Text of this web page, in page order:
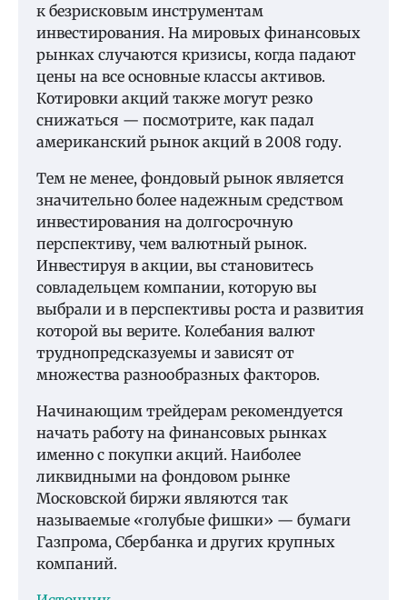
к безрисковым инструментам
инвестирования. На мировых финансовых
рынках случаются кризисы, когда падают
цены на все основные классы активов.
Котировки акций также могут резко
снижаться — посмотрите, как падал
американский рынок акций в 2008 году.
Тем не менее, фондовый рынок является
значительно более надежным средством
инвестирования на долгосрочную
перспективу, чем валютный рынок.
Инвестируя в акции, вы становитесь
совладельцем компании, которую вы
выбрали и в перспективы роста и развития
которой вы верите. Колебания валют
труднопредсказуемы и зависят от
множества разнообразных факторов.
Начинающим трейдерам рекомендуется
начать работу на финансовых рынках
именно с покупки акций. Наиболее
ликвидными на фондовом рынке
Московской биржи являются так
называемые «голубые фишки» — бумаги
Газпрома, Сбербанка и других крупных
компаний.